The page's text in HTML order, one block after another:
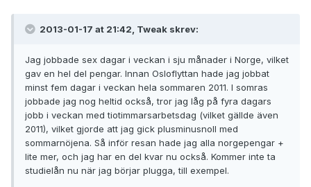
2013-01-17 at 21:42, Tweak skrev:
Jag jobbade sex dagar i veckan i sju månader i Norge, vilket
gav en hel del pengar. Innan Osloflyttan hade jag jobbat
minst fem dagar i veckan hela sommaren 2011. I somras
jobbade jag nog heltid också, tror jag låg på fyra dagars
jobb i veckan med tiotimmarsarbetsdag (vilket gällde även
2011), vilket gjorde att jag gick plusminusnoll med
sommarnöjena. Så inför resan hade jag alla norgepengar +
lite mer, och jag har en del kvar nu också. Kommer inte ta
studielån nu när jag börjar plugga, till exempel.